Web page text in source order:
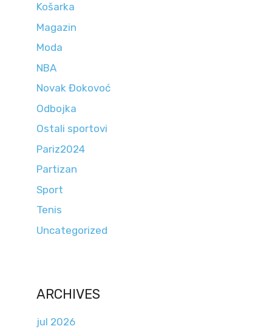
Košarka
Magazin
Moda
NBA
Novak Đokovoć
Odbojka
Ostali sportovi
Pariz2024
Partizan
Sport
Tenis
Uncategorized
ARCHIVES
jul 2026